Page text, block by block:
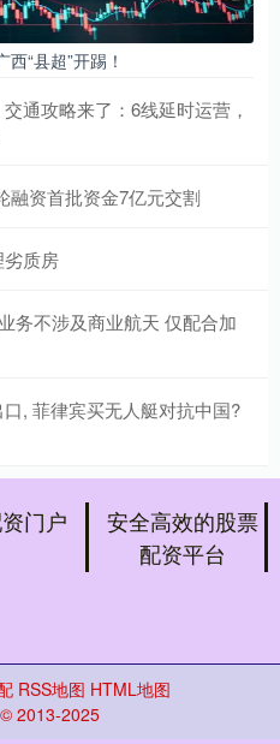
“县超”开踢！
通攻略来了：6线延时运营，
融资首批资金7亿元交割
质房
务不涉及商业航天 仅配合加
, 菲律宾买无人艇对抗中国?
门户
安全高效的股票
配资平台
RSS地图 HTML地图
© 2013-2025